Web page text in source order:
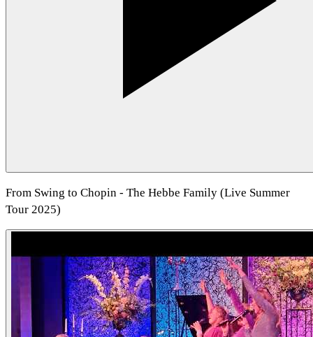
From Swing to Chopin - The Hebbe Family (Live Summer
Tour 2025)